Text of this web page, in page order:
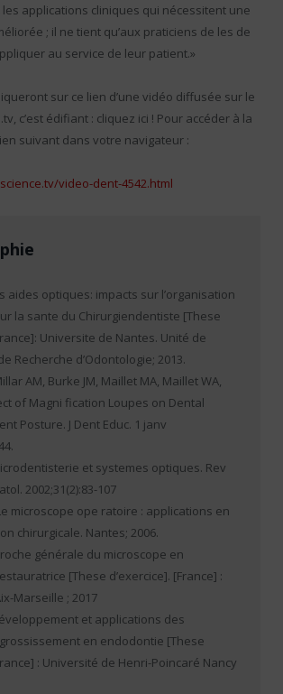
applications cliniques qui nécessitent une
; il ne tient qu’aux praticiens de les de
au service de leur patient.»
sur ce lien d’une vidéo diffusée sur le
c’est édifiant : cliquez ici ! Pour accéder à la
suivant dans votre navigateur :
video-dent-4542.html
aides optiques: impacts sur l’organisation
la sante du Chirurgiendentiste [These
Universite de Nantes. Unité de
Recherche d’Odontologie; 2013.
AM, Burke JM, Maillet MA, Maillet WA,
of Magni fication Loupes on Dental
Posture. J Dent Educ. 1 janv
et systemes optiques. Rev
2002;31(2):83-107
microscope ope ratoire : applications en
chirurgicale. Nantes; 2006.
générale du microscope en
[These d’exercice]. [France] :
Marseille ; 2017
et applications des
en endodontie [These
: Université de Henri-Poincaré Nancy